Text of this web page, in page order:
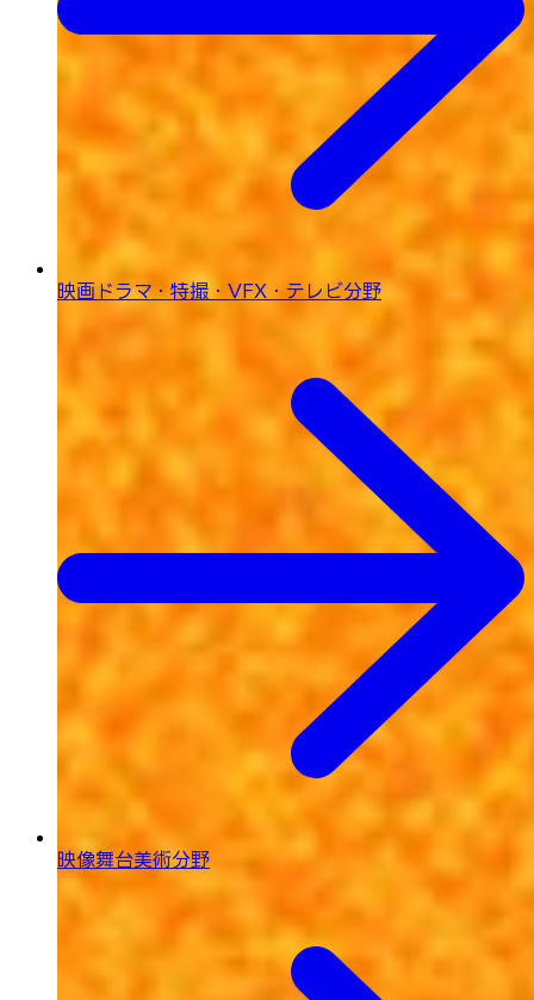
映画ドラマ・特撮・ VFX・テレビ分野
映像舞台美術分野